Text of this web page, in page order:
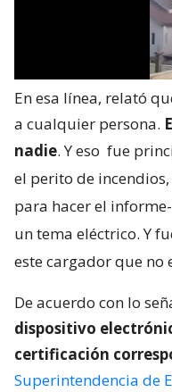
En esa línea, relató
a cualquier persona.
nadie. Y eso fue
el perito de
para hacer el
un tema eléctrico. Y
este cargador que no
De acuerdo con lo
dispositivo
certificación
Superintendencia de